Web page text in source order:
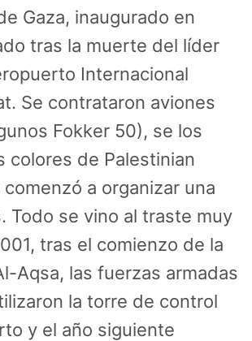
Gaza, inaugurado en
tras la muerte del líder
Internacional
Se contrataron aviones
Fokker 50), se los
colores de Palestinian
a organizar una
Todo se vino al traste muy
tras el comienzo de la
Aqsa, las fuerzas armadas
la torre de control
y el año siguiente